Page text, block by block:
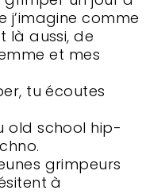
j’imagine comme
là aussi, de
et mes
tu écoutes
old school hip-
grimpeurs
à